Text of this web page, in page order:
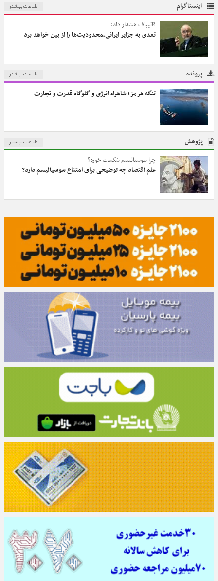
اطلاعات بیشتر
اینستاگرام
قالیباف هشدار داد:
تعدی به جزایر ایرانی،محدودیت‌ها را از بین خواهد برد
اطلاعات بیشتر پرونده
تنگه هرمز؛ شاهراه انرژی و گلوگاه قدرت و تجارت
اطلاعات بیشتر
پژوهش
چرا سوسیالیسم شکست خورد؟
علم اقتصاد چه توضیحی برای امتناع سوسیالیسم دارد؟